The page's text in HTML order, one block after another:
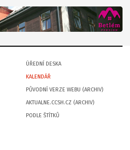
ÚŘEDNÍ DESKA
KALENDÁŘ
PŮVODNÍ VERZE WEBU (ARCHIV)
AKTUALNE.CCSH.CZ (ARCHIV)
PODLE ŠTÍTKŮ